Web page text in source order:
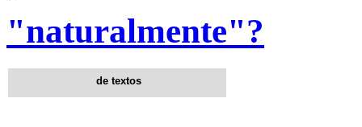
"naturalmente"?
de textos